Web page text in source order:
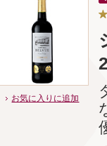
お気に入りに追加